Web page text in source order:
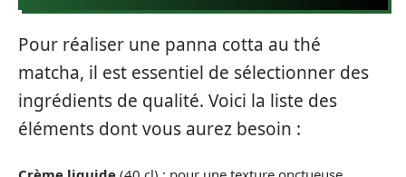
Pour réaliser une panna cotta au thé
matcha, il est essentiel de sélectionner des
ingrédients de qualité. Voici la liste des
éléments dont vous aurez besoin :